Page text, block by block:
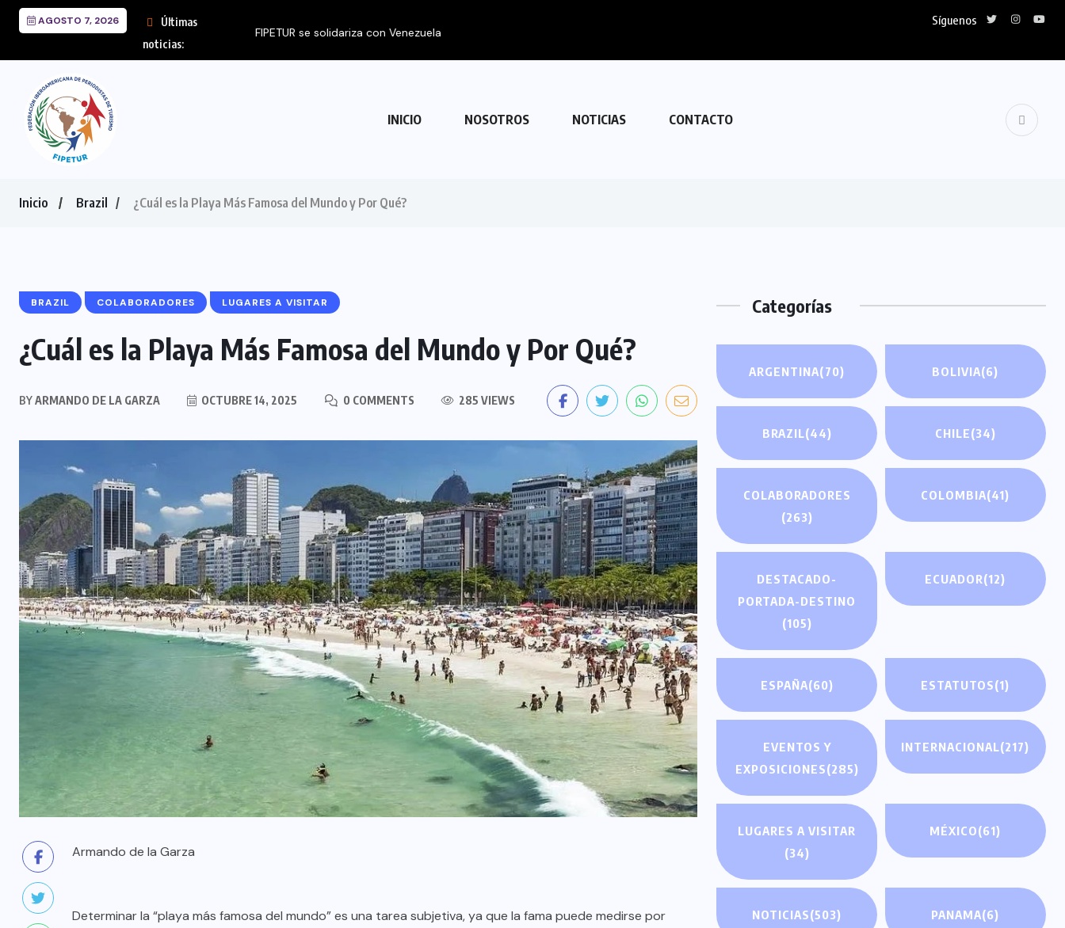
AGOSTO 7, 2026
Últimas
noticias:
FIPETUR se solidariza con Venezuela
Síguenos
INICIO NOSOTROS NOTICIAS CONTACTO
Inicio Brazil ¿Cuál es la Playa Más Famosa del Mundo y Por Qué?
BRAZIL COLABORADORES LUGARES A VISITAR
¿Cuál es la Playa Más Famosa del Mundo y Por Qué?
BYARMANDO DE LA GARZA OCTUBRE 14, 2025 0 COMMENTS 285 VIEWS
Armando de la Garza
Determinar la “playa más famosa del mundo” es una tarea subjetiva, ya que la fama puede medirse por
Categorías
ARGENTINA(70) BOLIVIA(6)
BRAZIL(44) CHILE(34)
COLABORADORES
(263)
COLOMBIA(41)
DESTACADO-
PORTADA-DESTINO
(105)
ECUADOR(12)
ESPAÑA(60) ESTATUTOS(1)
EVENTOS Y
EXPOSICIONES(285)
INTERNACIONAL(217)
LUGARES A VISITAR
(34)
MÉXICO(61)
NOTICIAS(503) PANAMA(6)